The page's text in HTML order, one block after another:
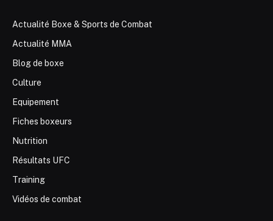
Actualité Boxe & Sports de Combat
Actualité MMA
Blog de boxe
Culture
Equipement
Fiches boxeurs
Nutrition
Résultats UFC
Training
Vidéos de combat